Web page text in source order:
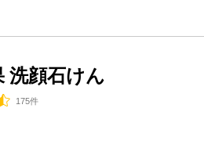
洗顔石けん
175件